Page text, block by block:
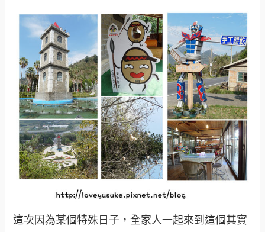
這次因為某個特殊日子，全家人一起來到這個其實